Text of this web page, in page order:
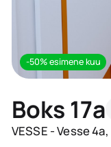
Boks 17a
VESSE - Vesse
-50% esimene kuu